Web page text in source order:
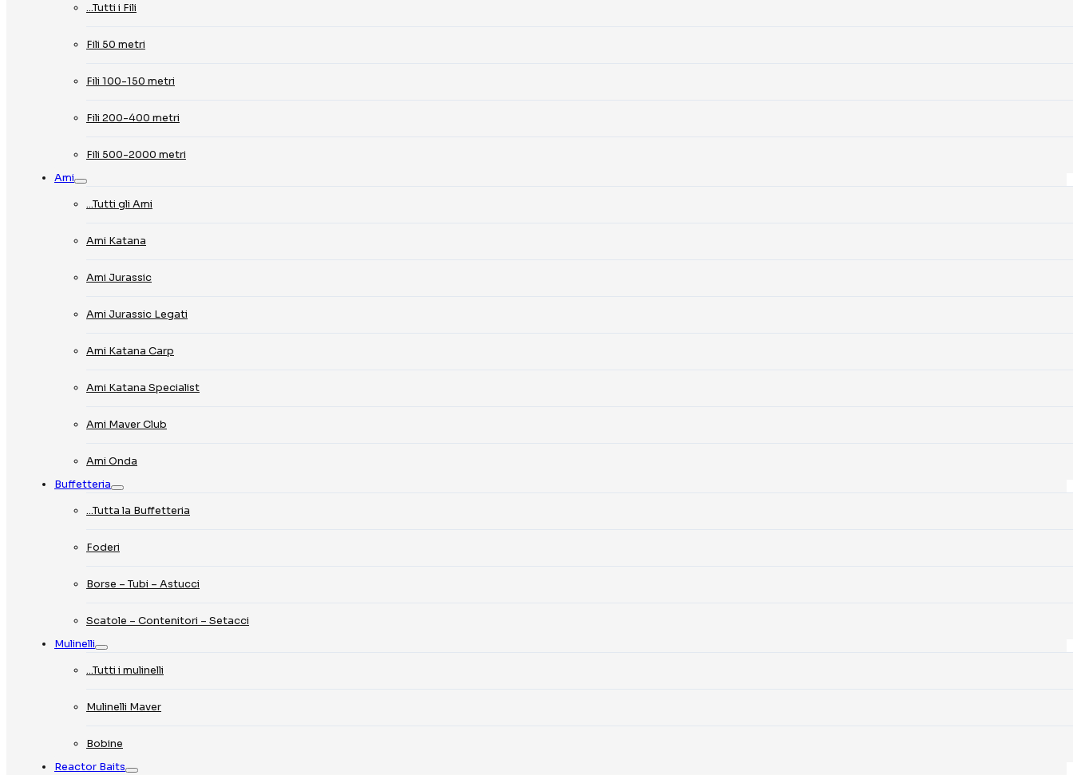
…Tutti i Fili
Fili 50 metri
Fili 100-150 metri
Fili 200-400 metri
Fili 500-2000 metri
Ami
…Tutti gli Ami
Ami Katana
Ami Jurassic
Ami Jurassic Legati
Ami Katana Carp
Ami Katana Specialist
Ami Maver Club
Ami Onda
Buffetteria
…Tutta la Buffetteria
Foderi
Borse – Tubi – Astucci
Scatole – Contenitori – Setacci
Mulinelli
…Tutti i mulinelli
Mulinelli Maver
Bobine
Reactor Baits